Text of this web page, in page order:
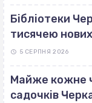
Бібліотеки
тисячею
5 СЕРПНЯ 2026
Майже кожне
садочків